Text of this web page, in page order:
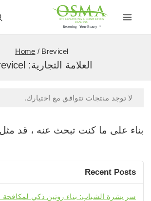
Home / Brevicel
العلامة التجارية:
لا توجد منتجات تتوافق مع اختيارك.
بناء على ما كنت تبحث عنه ، قد
Recent Posts
سر بشرة الشباب: بناء روتين ذكي لمكافحة